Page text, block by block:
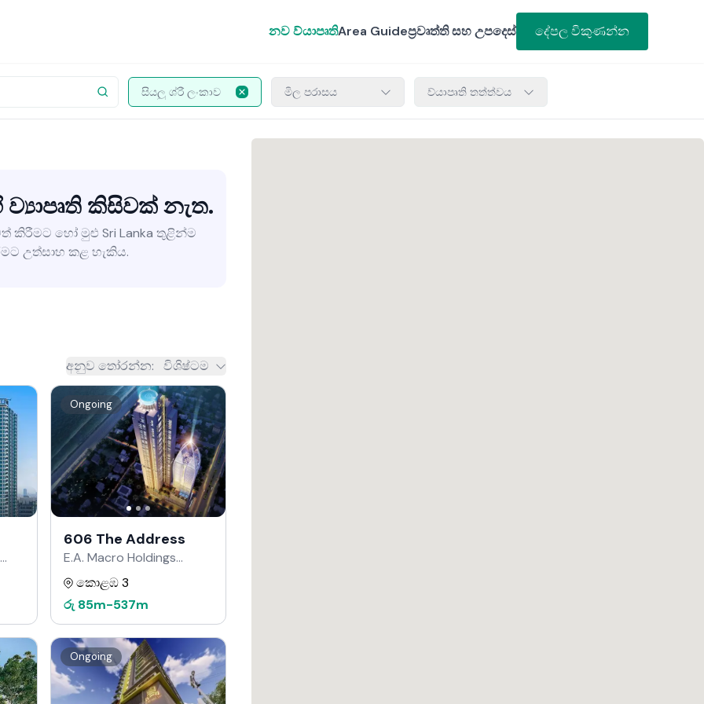
නව ව්යාපෘතිArea Guideප්‍රවෘත්ති සහ උපදෙස් දේපල විකුණන්න
සියලු ශ්රී ලංකාව මිල පරාසය ව්යාපෘති තත්ත්වය
ව්‍යාපෘති කිසිවක් නැත.
කිරීමට හෝ මුළු Sri Lanka තුළින්ම
උත්සාහ කළ හැකිය.
අනුව තෝරන්න: විශිෂ්ටම
Ongoing
606 The Address
E.A. Macro Holdings
වෙතින්
කොළඹ 3
රු 85m-537m
Ongoing